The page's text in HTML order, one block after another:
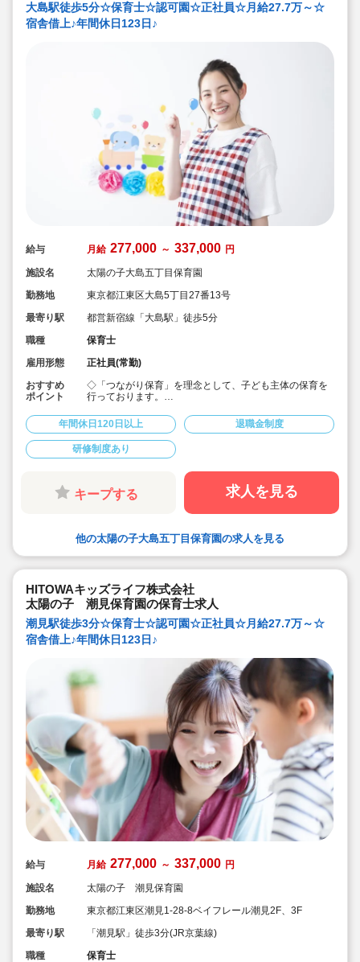
大島駅徒歩5分☆保育士☆認可園☆正社員☆月給27.7万～☆
宿舎借上♪年間休日123日♪
給与 月給 277,000 ～ 337,000 円
施設名
太陽の子大島五丁目保育園
勤務地
東京都江東区大島5丁目27番13号
最寄り駅
都営新宿線「大島駅」徒歩5分
職種
保育士
雇用形態
正社員(常勤)
おすすめ
ポイント
◇「つながり保育」を理念として、子ども主体の保育を
行っております。
あり♪
◇残業ゼロ推進 / 持ち帰り残業禁止 / 残業代は1分単位で
支給！
◇年間休日123日から / プライベートも充実 / 12連休取得
◇多彩なキャリアアップ研修 / 年間100以上実施 / 充実し
たバックアップ！
年間休日120日以上 退職金制度
研修制度あり
キープする 求人を見る
他の太陽の子大島五丁目保育園の求人を見る
HITOWAキッズライフ株式会社
太陽の子 潮見保育園の保育士求人
潮見駅徒歩3分☆保育士☆認可園☆正社員☆月給27.7万～☆
宿舎借上♪年間休日123日♪
給与 月給 277,000 ～ 337,000 円
施設名
太陽の子 潮見保育園
勤務地
東京都江東区潮見1-28‐8ベイフレール潮見2F、3F
最寄り駅
「潮見駅」徒歩3分(JR京葉線)
職種
保育士